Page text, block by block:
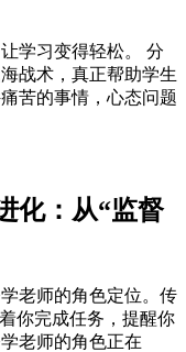
学习变得轻松。 分
战术，真正帮助学生
苦的事情，心态问题
化：从“监督
老师的角色定位。传
你完成任务，提醒你
老师的角色正在